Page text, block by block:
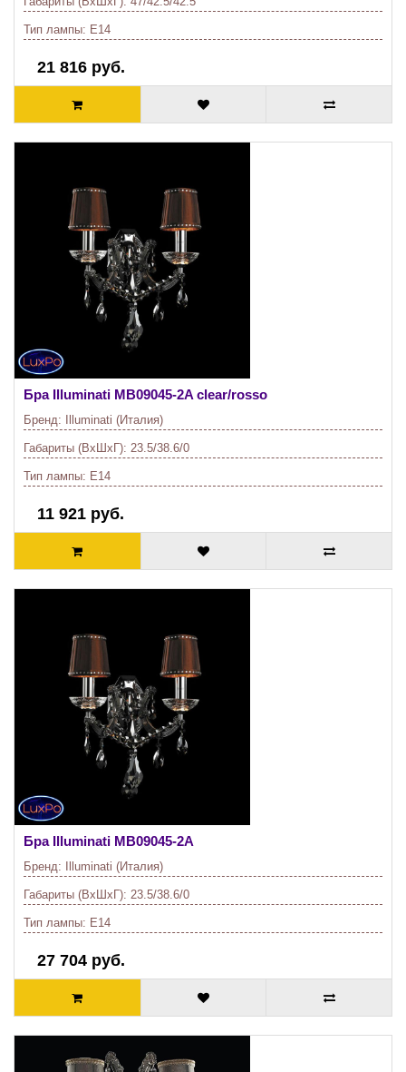
Тип лампы: E14
21 816 руб.
Бра Illuminati MB09045-2A clear/rosso
Бренд: Illuminati (Италия)
Габариты (ВхШхГ): 23.5/38.6/0
Тип лампы: E14
11 921 руб.
Бра Illuminati MB09045-2A
Бренд: Illuminati (Италия)
Габариты (ВхШхГ): 23.5/38.6/0
Тип лампы: E14
27 704 руб.